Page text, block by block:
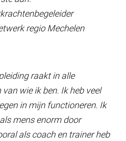
regio Mechelen
raakt in alle
wie ik ben. Ik heb veel
in mijn functioneren. Ik
mens enorm door
als coach en trainer heb